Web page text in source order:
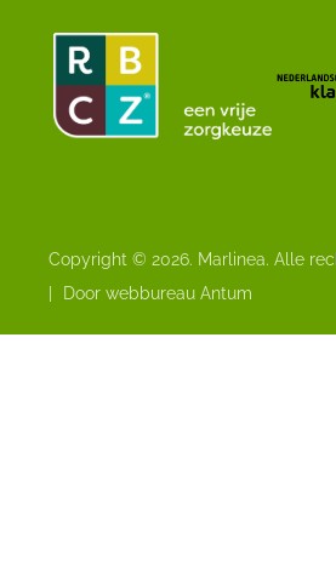
Copyright © 2026. Marlinea. Alle
Door webbureau Antum